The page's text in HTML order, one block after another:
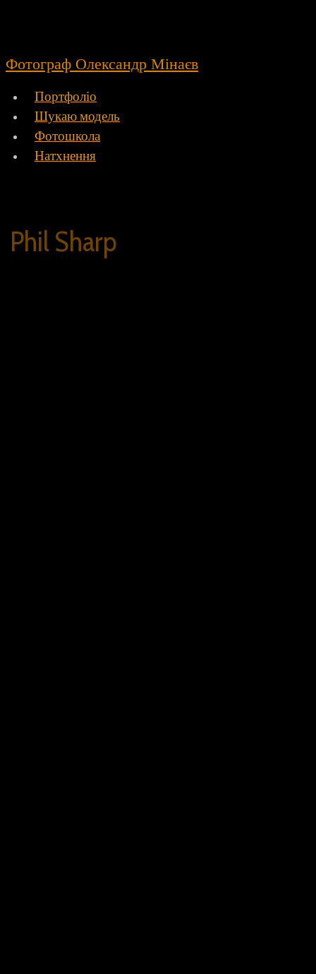
Фотограф Олександр Мінаєв
Портфоліо
Шукаю модель
Фотошкола
Натхнення
Phil Sharp